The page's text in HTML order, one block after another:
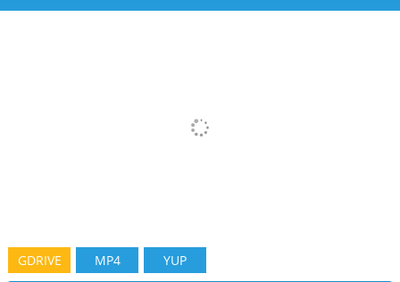
GDRIVE MP4 YUP